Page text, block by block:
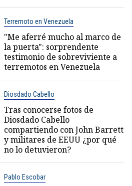
Terremoto en Venezuela
"Me aferré mucho al marco de
la puerta": sorprendente
testimonio de sobreviviente a
terremotos en Venezuela
Diosdado Cabello
Tras conocerse fotos de
Diosdado Cabello
compartiendo con John Barrett
y militares de EEUU ¿por qué
no lo detuvieron?
Pablo Escobar